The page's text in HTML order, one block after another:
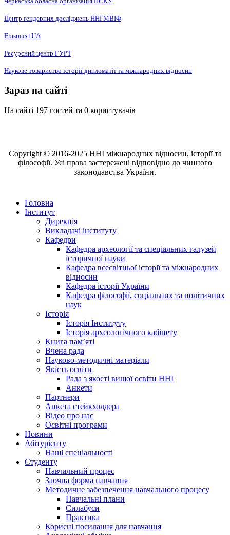
Центр ґендерних досліджень ННІ МВІФ
Erasmus+UA
Ресурсний центр ГУРТ
Наукове товариство історії дипломатії та міжнародних відносин
Зараз на сайті
На сайті 197 гостей та 0 користувачів
Copyright © 2016-2025 ННІ міжнародних відносин, історії та
філософії. Усі права застережені відповідно до чинного
законодавства України.
Головна
Інститут
Дирекція
Викладачі інституту
Кафедри
Кафедра археології та спеціальних галузей
історичної науки
Кафедра всесвітньої історії та міжнародних
відносин
Кафедра історії України
Кафедра філософії, соціальних та політичних
наук
Історія
Історія Інституту
Історія археологічного кабінету
Книга памʼяті
Вчена рада
Науково-методичні матеріали
Якість освіти
Рада з якості вищої освіти ННІ
Анкети
Партнери
Анкета стейкхолдера
Відео про нас
Освітні програми
Hовини
Абітурієнту
Наші спеціальності
Студенту
Навчальний процес
Заочна форма навчання
Методичне забезпечення навчального процесу
Навчальні плани
Силабуси
Практика
Корисні посилання для навчання